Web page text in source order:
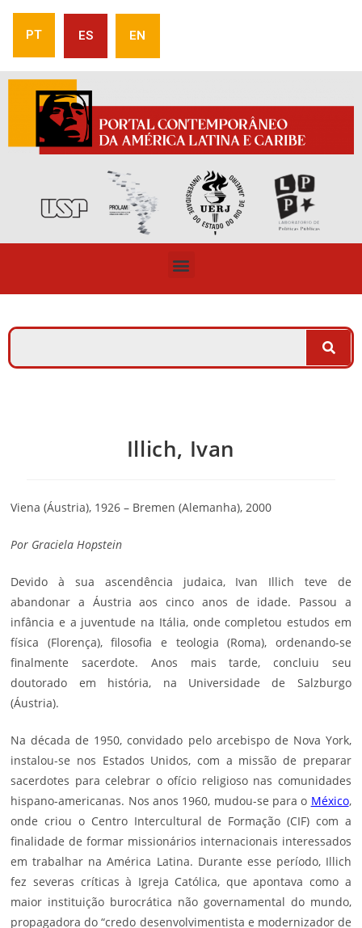
PT ES EN
Illich, Ivan
Viena (Áustria), 1926 – Bremen (Alemanha), 2000
Por Graciela Hopstein
Devido à sua ascendência judaica, Ivan Illich teve de
abandonar a Áustria aos cinco anos de idade. Passou a
infância e a juventude na Itália, onde completou estudos em
física (Florença), filosofia e teologia (Roma), ordenando-se
finalmente sacerdote. Anos mais tarde, concluiu seu
doutorado em história, na Universidade de Salzburgo
(Áustria).
Na década de 1950, convidado pelo arcebispo de Nova York,
instalou-se nos Estados Unidos, com a missão de preparar
sacerdotes para celebrar o ofício religioso nas comunidades
hispano-americanas. Nos anos 1960, mudou-se para o México,
onde criou o Centro Intercultural de Formação (CIF) com a
finalidade de formar missionários internacionais interessados
em trabalhar na América Latina. Durante esse período, Illich
fez severas críticas à Igreja Católica, que apontava como a
maior instituição burocrática não governamental do mundo,
propagadora do “credo desenvolvimentista e modernizador de